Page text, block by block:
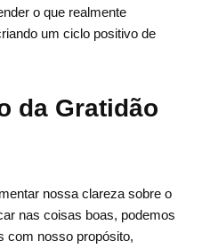
o que realmente
um ciclo positivo de
da Gratidão
nossa clareza sobre o
nas coisas boas, podemos
com nosso propósito,